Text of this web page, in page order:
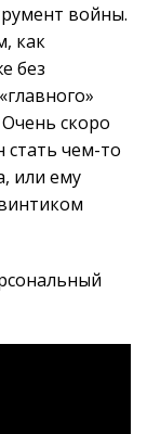
войны.
как
без
скоро
стать чем-то
или ему